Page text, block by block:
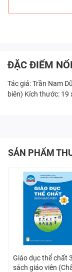
ĐẶC ĐIỂM
Tác giả: Trần Nam
biên) Kích thước: 19
SẢN PHẨM
Giáo dục thể chất
sách giáo viên